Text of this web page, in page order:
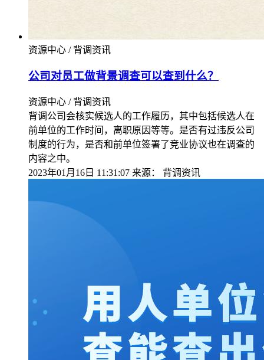
资源中心 / 背调资讯
公司对员工做背景调查可以查到什么？
资源中心 / 背调资讯
背调公司会核实候选人的工作履历，其中包括候选人在
前单位的工作时间，离职原因等等。是否有过违反公司
制度的行为，是否和前单位签署了竞业协议也在调查的
内容之中。
2023年01月16日 11:31:07 来源： 背调资讯